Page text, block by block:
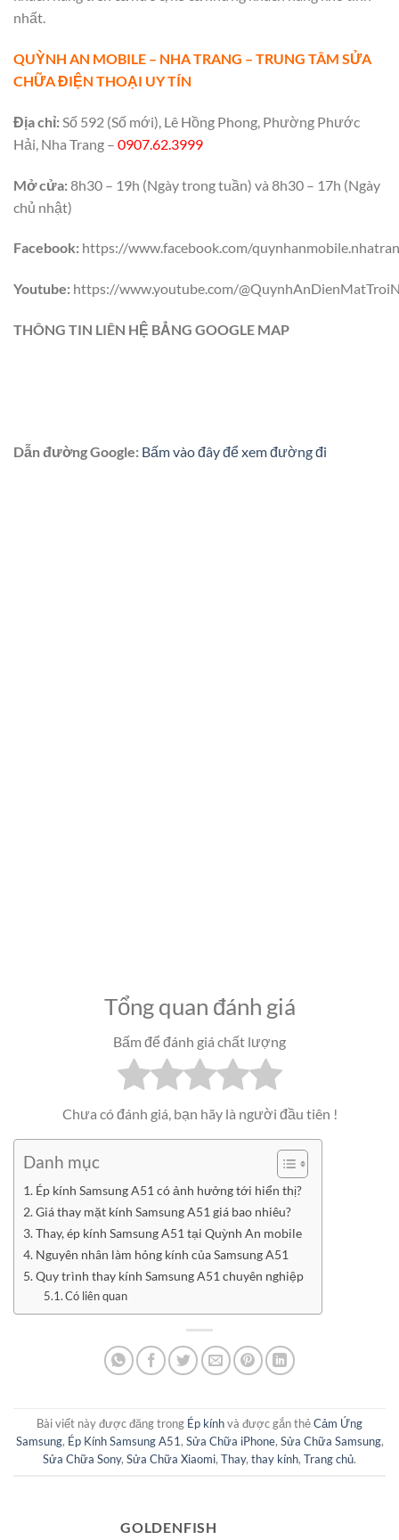
nhất.
QUỲNH AN MOBILE – NHA TRANG – TRUNG TÂM SỬA
CHỮA ĐIỆN THOẠI UY TÍN
Địa chỉ: Số 592 (Số mới), Lê Hồng Phong, Phường Phước
Hải, Nha Trang – 0907.62.3999
Mở cửa:8h30 – 19h (Ngày trong tuần) và 8h30 – 17h (Ngày
chủ nhật)
Facebook: https://www.facebook.com/
Youtube: https://www.youtube.com/
THÔNG TIN LIÊN HỆ BẲNG GOOGLE MAP
Dẫn đường Google: Bấm vào đây để xem đường đi
Tổng quan đánh giá
Bấm để đánh giá chất lượng
Chưa có đánh giá, bạn hãy là người đầu tiên !
Danh mục
Ép kính Samsung A51 có ảnh hưởng tới hiển thị?
Giá thay mặt kính Samsung A51 giá bao nhiêu?
Thay, ép kính Samsung A51 tại Quỳnh An mobile
Nguyên nhân làm hỏng kính của Samsung A51
Quy trình thay kính Samsung A51 chuyên nghiệp
Có liên quan
Bài viết này được đăng trong Ép kínhvà được gắn thẻCảm Ứng
Samsung, Ép Kính Samsung A51, Sửa Chữa iPhone, Sửa Chữa Samsung,
Sửa Chữa Sony, Sửa Chữa Xiaomi, Thay, thay kính, Trang chủ.
GOLDENFISH